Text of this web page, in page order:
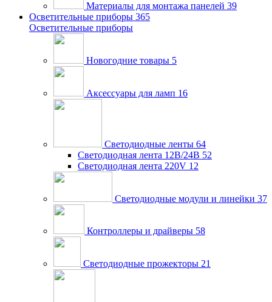
Материалы для монтажа панелей 39
Осветительные приборы 365
Осветительные приборы
Новогодние товары 5
Аксессуары для ламп 16
Светодиодные ленты 64
Светодиодная лента 12В/24В 52
Светодиодная лента 220V 12
Светодиодные модули и линейки 37
Контроллеры и драйверы 58
Светодиодные прожекторы 21